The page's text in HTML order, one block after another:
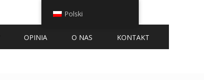
OPINIA O NAS KONTAKT
Polski